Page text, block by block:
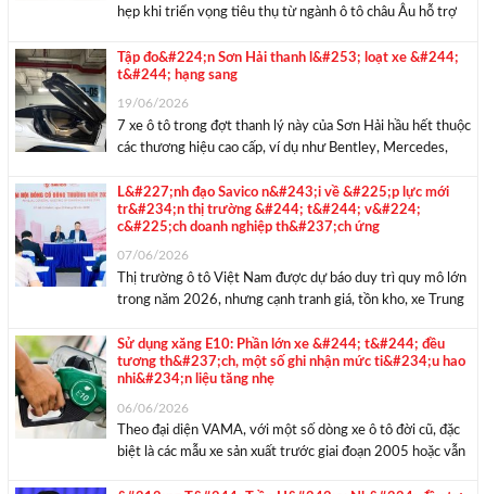
hẹp khi triển vọng tiêu thụ từ ngành ô tô châu Âu hỗ trợ
chế mức tăng. Cập ...
Tập đo&#224;n Sơn Hải thanh l&#253; loạt xe &#244;
t&#244; hạng sang
19/06/2026
7 xe ô tô trong đợt thanh lý này của Sơn Hải hầu hết thuộc
các thương hiệu cao cấp, ví dụ như Bentley, Mercedes,
Tập đoàn Sơn Hải đã rao bán loạt ô tô ...
L&#227;nh đạo Savico n&#243;i về &#225;p lực mới
tr&#234;n thị trường &#244; t&#244; v&#224;
c&#225;ch doanh nghiệp th&#237;ch ứng
07/06/2026
Thị trường ô tô Việt Nam được dự báo duy trì quy mô lớn
trong năm 2026, nhưng cạnh tranh giá, tồn kho, xe Trung
các doanh nghiệp phân phối. Với ...
Sử dụng xăng E10: Phần lớn xe &#244; t&#244; đều
tương th&#237;ch, một số ghi nhận mức ti&#234;u hao
nhi&#234;n liệu tăng nhẹ
06/06/2026
Theo đại diện VAMA, với một số dòng xe ô tô đời cũ, đặc
biệt là các mẫu xe sản xuất trước giai đoạn 2005 hoặc vẫn